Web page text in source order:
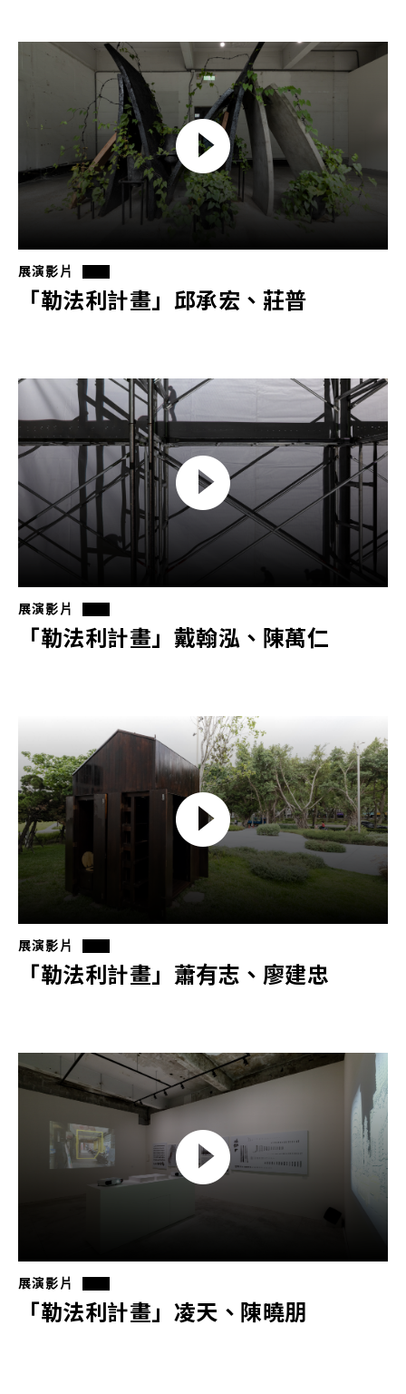
展演影片
「勒法利計畫」邱承宏、莊普
展演影片
「勒法利計畫」戴翰泓、陳萬仁
展演影片
「勒法利計畫」蕭有志、廖建忠
展演影片
「勒法利計畫」凌天、陳曉朋